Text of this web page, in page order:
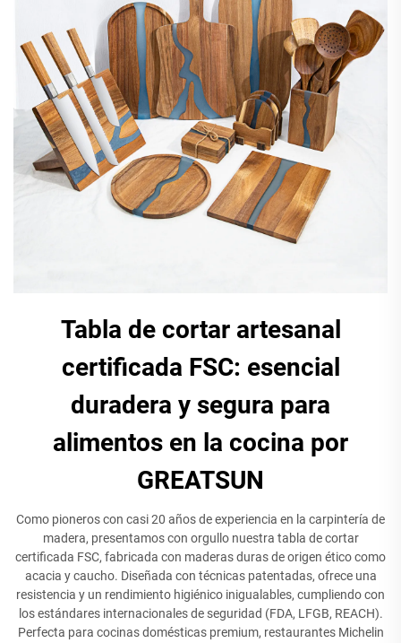
Tabla de cortar artesanal
certificada FSC: esencial
duradera y segura para
alimentos en la cocina por
GREATSUN
Como pioneros con casi 20 años de experiencia en la carpintería de
madera, presentamos con orgullo nuestra tabla de cortar
certificada FSC, fabricada con maderas duras de origen ético como
acacia y caucho. Diseñada con técnicas patentadas, ofrece una
resistencia y un rendimiento higiénico inigualables, cumpliendo con
los estándares internacionales de seguridad (FDA, LFGB, REACH).
Perfecta para cocinas domésticas premium, restaurantes Michelin